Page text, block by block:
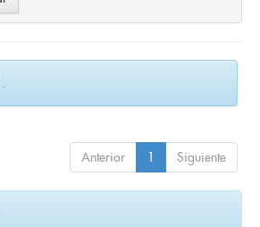
Anterior 1 Siguiente